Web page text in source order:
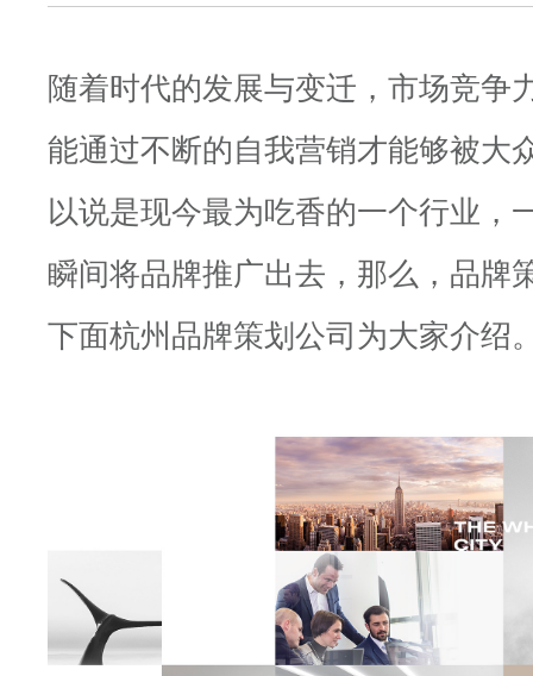
随着时代的发展与变迁，市场竞争
能通过不断的自我营销才能够被大
以说是现今最为吃香的一个行业，
瞬间将品牌推广出去，那么，品牌
下面杭州品牌策划公司为大家介绍